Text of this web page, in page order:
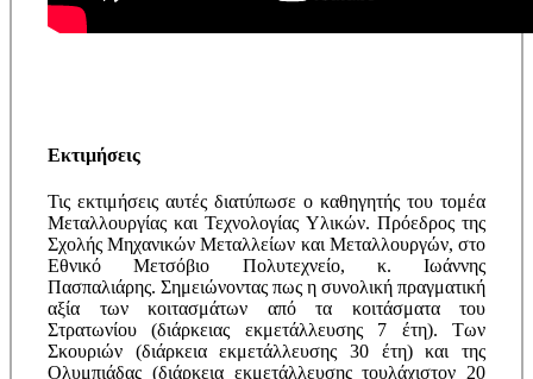
Εκτιμήσεις
Τις εκτιμήσεις αυτές διατύπωσε ο καθηγητής του τομέα
Μεταλλουργίας και Τεχνολογίας Υλικών. Πρόεδρος της
Σχολής Μηχανικών Μεταλλείων και Μεταλλουργών, στο
Εθνικό Μετσόβιο Πολυτεχνείο, κ. Ιωάννης
Πασπαλιάρης. Σημειώνοντας πως η συνολική πραγματική
αξία των κοιτασμάτων από τα κοιτάσματα του
Στρατωνίου (διάρκειας εκμετάλλευσης 7 έτη). Των
Σκουριών (διάρκεια εκμετάλλευσης 30 έτη) και της
Ολυμπιάδας (διάρκεια εκμετάλλευσης τουλάχιστον 20